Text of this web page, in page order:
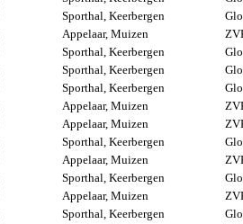
Sporthal, Keerbergen
Appelaar, Muizen
Sporthal, Keerbergen
Sporthal, Keerbergen
Sporthal, Keerbergen
Appelaar, Muizen
Appelaar, Muizen
Sporthal, Keerbergen
Appelaar, Muizen
Sporthal, Keerbergen
Appelaar, Muizen
Sporthal, Keerbergen